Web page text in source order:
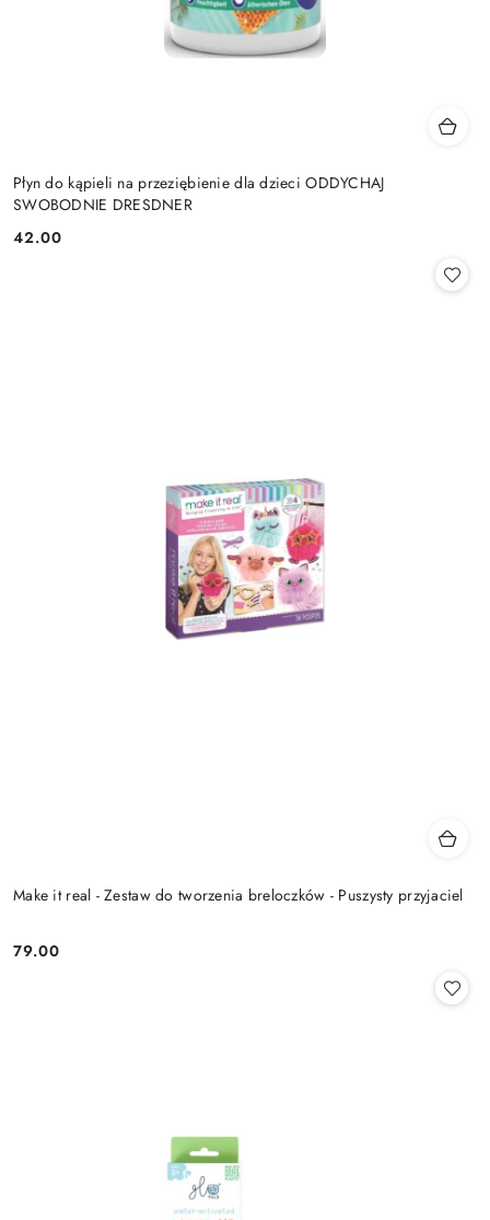
Płyn do kąpieli na przeziębienie dla dzieci ODDYCHAJ
SWOBODNIE DRESDNER
Cena:
42.00
Make it real - Zestaw do tworzenia breloczków - Puszysty przyjaciel
Cena:
79.00